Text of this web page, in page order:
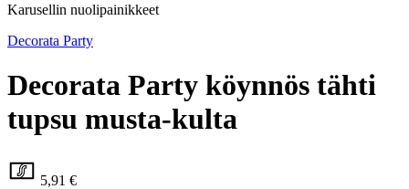
Karusellin nuolipainikkeet
Decorata Party
Decorata Party köynnös tähti
tupsu musta-kulta
5,91 €